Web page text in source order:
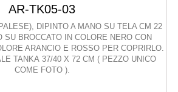
AR-TK05-03
DIPINTO A MANO SU TELA CM 22
SU BROCCATO IN COLORE NERO CON
ARANCIO E ROSSO PER COPRIRLO.
TANKA 37/40 X 72 CM ( PEZZO UNICO
COME FOTO ).